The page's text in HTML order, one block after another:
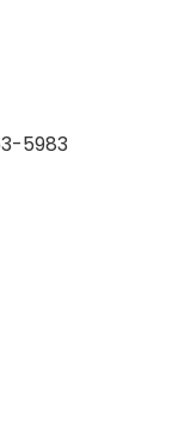
5983